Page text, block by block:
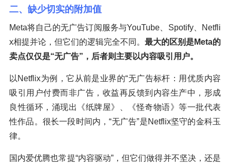
二、缺少切实的附加值
Meta将自己的无广告订阅服务与YouTube、Spotify、Netfli
x相提并论，但它们的逻辑完全不同。 最大的区别是Meta的
卖点仅仅是“无广告”，后者则主要以内容吸引用户。
以Netflix为例，它从前是业界的“无广告标杆：用优质内容
吸引用户付费而非广告，收益再反馈到内容生产中，形成
良性循环，涌现出《纸牌屋》、《怪奇物语》等一批代表
性作品。很长一段时间内，“无广告”是Netflix坚守的金科玉
律。
国内爱优腾也常提“内容驱动”，但它们做得并不坚决，还是